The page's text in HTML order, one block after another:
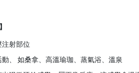
注射部位
、 如桑拿、高溫瑜珈、蒸氣浴、溫泉